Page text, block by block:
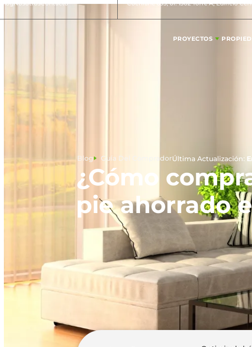
BlogNosotrosContacto Cochrane 635, of. 1302 Torre A, Edificio
PROYECTOS
Blog Guía Del CompradorÚltima Actualización:
¿Cómo
pie ahorrado